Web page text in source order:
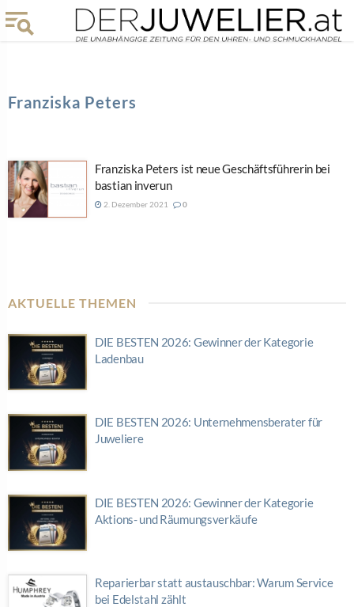
Franziska Peters
Franziska Peters ist neue Geschäftsführerin bei
bastian inverun
2. Dezember 2021 0
AKTUELLE THEMEN
DIE BESTEN 2026: Gewinner der Kategorie
Ladenbau
DIE BESTEN 2026: Unternehmensberater für
Juweliere
DIE BESTEN 2026: Gewinner der Kategorie
Aktions- und Räumungsverkäufe
Reparierbar statt austauschbar: Warum Service
bei Edelstahl zählt